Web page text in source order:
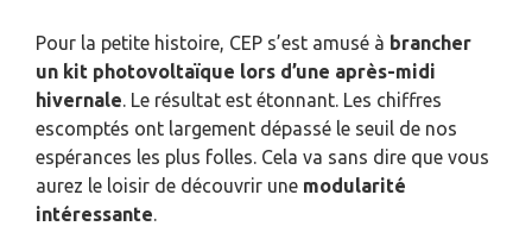
Pour la petite histoire, CEP s’est amusé à brancher
un kit photovoltaïque lors d’une après-midi
hivernale. Le résultat est étonnant. Les chiffres
escomptés ont largement dépassé le seuil de nos
espérances les plus folles. Cela va sans dire que vous
aurez le loisir de découvrir une modularité
intéressante.